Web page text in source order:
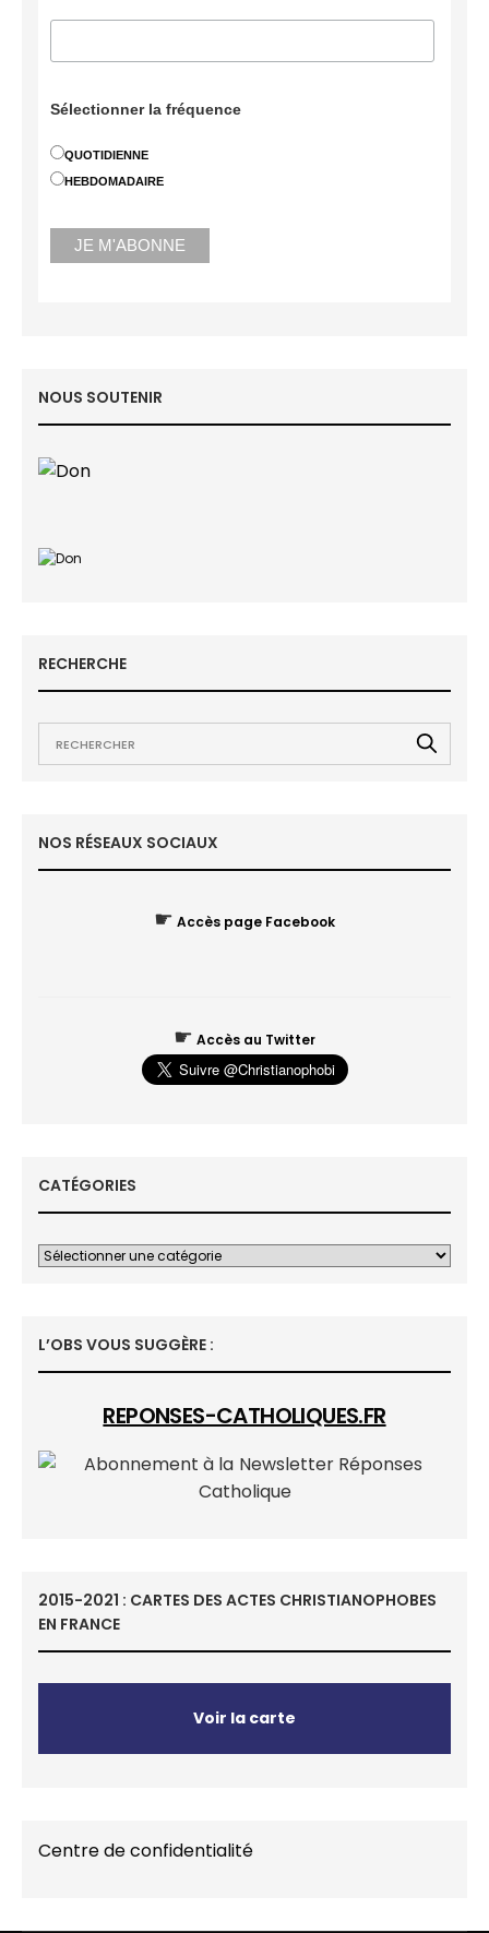
Sélectionner la fréquence
QUOTIDIENNE
HEBDOMADAIRE
NOUS SOUTENIR
RECHERCHE
NOS RÉSEAUX SOCIAUX
☛ Accès page Facebook
☛ Accès au Twitter
CATÉGORIES
L’OBS VOUS SUGGÈRE :
REPONSES-CATHOLIQUES.FR
2015-2021 : CARTES DES ACTES CHRISTIANOPHOBES
EN FRANCE
Voir la carte
Centre de confidentialité